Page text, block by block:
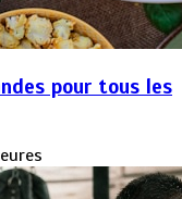
pour tous les